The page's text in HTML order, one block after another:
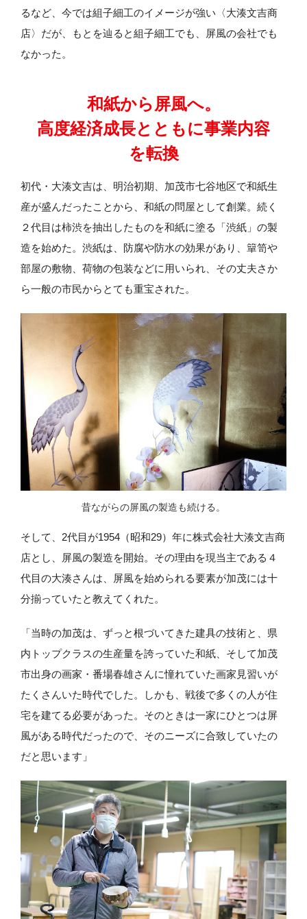
るなど、今では組子細工のイメージが強い〈大湊文吉商
店〉だが、もとを辿ると組子細工でも、屏風の会社でも
なかった。
和紙から屏風へ。
高度経済成長とともに事業内容
を転換
初代・大湊文吉は、明治初期、加茂市七谷地区で和紙生
産が盛んだったことから、和紙の問屋として創業。続く
２代目は柿渋を抽出したものを和紙に塗る「渋紙」の製
造を始めた。渋紙は、防腐や防水の効果があり、簞笥や
部屋の敷物、荷物の包装などに用いられ、その丈夫さか
ら一般の市民からとても重宝された。
昔ながらの屏風の製造も続ける。
そして、2代目が1954（昭和29）年に株式会社大湊文吉商
店とし、屏風の製造を開始。その理由を現当主である４
代目の大湊さんは、屏風を始められる要素が加茂には十
分揃っていたと教えてくれた。
「当時の加茂は、ずっと根づいてきた建具の技術と、県
内トップクラスの生産量を誇っていた和紙、そして加茂
市出身の画家・番場春雄さんに憧れていた画家見習いが
たくさんいた時代でした。しかも、戦後で多くの人が住
宅を建てる必要があった。そのときは一家にひとつは屏
風がある時代だったので、そのニーズに合致していたの
だと思います」